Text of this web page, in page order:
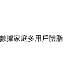
據家庭多用戶體脂